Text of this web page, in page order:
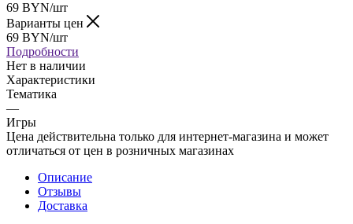
69 BYN/шт
Варианты цен
69 BYN/шт
Подробности
Нет в наличии
Характеристики
Тематика
—
Игры
Цена действительна только для интернет-магазина и может
отличаться от цен в розничных магазинах
Описание
Отзывы
Доставка